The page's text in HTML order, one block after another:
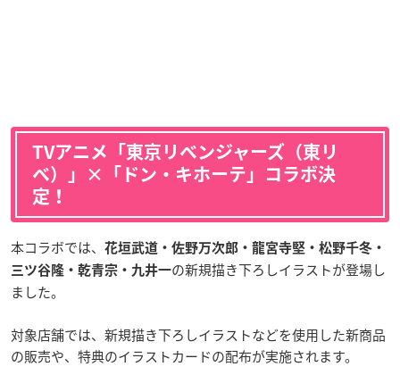
TVアニメ「東京リベンジャーズ（東リ
ベ）」×「ドン・キホーテ」コラボ決
定！
本コラボでは、
花垣武道・佐野万次郎・龍宮寺堅・松野千冬・
三ツ谷隆・乾青宗・九井一の新規描き下ろしイラストが登場し
ました。
対象店舗では、新規描き下ろしイラストなどを使用した新商品
の販売や、特典のイラストカードの配布が実施されます。